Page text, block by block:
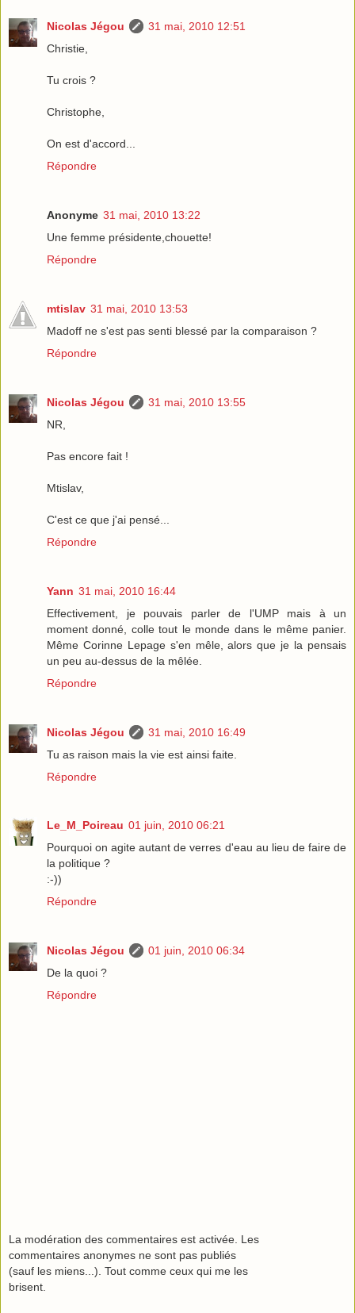
Nicolas Jégou
31 mai, 2010 12:51
Christie,
Tu crois ?
Christophe,
On est d'accord...
Répondre
Anonyme 31 mai, 2010 13:22
Une femme présidente,chouette!
Répondre
mtislav 31 mai, 2010 13:53
Madoff ne s'est pas senti blessé par la comparaison ?
Répondre
Nicolas Jégou
31 mai, 2010 13:55
NR,
Pas encore fait !
Mtislav,
C'est ce que j'ai pensé...
Répondre
Yann 31 mai, 2010 16:44
Effectivement, je pouvais parler de l'UMP mais à un
moment donné, colle tout le monde dans le même panier.
Même Corinne Lepage s'en mêle, alors que je la pensais
un peu au-dessus de la mêlée.
Répondre
Nicolas Jégou
31 mai, 2010 16:49
Tu as raison mais la vie est ainsi faite.
Répondre
Le_M_Poireau 01 juin, 2010 06:21
Pourquoi on agite autant de verres d'eau au lieu de faire de
la politique ?
:-))
Répondre
Nicolas Jégou
01 juin, 2010 06:34
De la quoi ?
Répondre
La modération des commentaires est activée. Les
commentaires anonymes ne sont pas publiés
(sauf les miens...). Tout comme ceux qui me les
brisent.